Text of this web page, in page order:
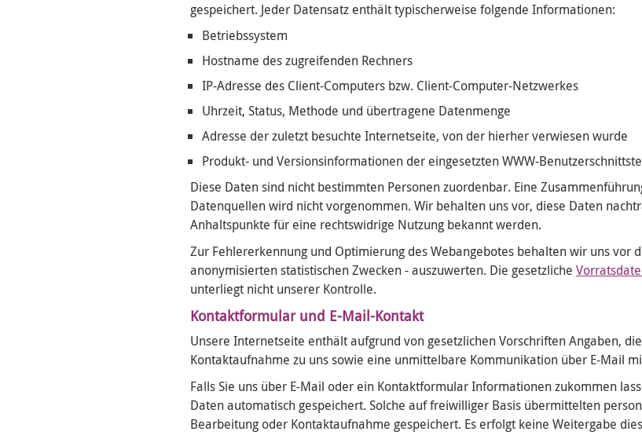
gespeichert. Jeder Datensatz enthält typischerweise folgende Informationen:
Betriebssystem
Hostname des zugreifenden Rechners
IP-Adresse des Client-Computers bzw. Client-Computer-Netzwerkes
Uhrzeit, Status, Methode und übertragene Datenmenge
Adresse der zuletzt besuchte Internetseite, von der hierher verwiesen wurde
Produkt- und Versionsinformationen der eingesetzten WWW-
Diese Daten sind nicht bestimmten Personen zuordenbar. Eine
Datenquellen wird nicht vorgenommen. Wir behalten uns vor, diese Daten
Anhaltspunkte für eine rechtswidrige Nutzung bekannt werden.
Zur Fehlererkennung und Optimierung des Webangebotes behalten wir uns vor
anonymisierten statistischen Zwecken - auszuwerten. Die gesetzliche
unterliegt nicht unserer Kontrolle.
Kontaktformular und E-Mail-Kontakt
Unsere Internetseite enthält aufgrund von gesetzlichen Vorschriften Angaben,
Kontaktaufnahme zu uns sowie eine unmittelbare Kommunikation über E-Mail
Falls Sie uns über E-Mail oder ein Kontaktformular Informationen zukommen
Daten automatisch gespeichert. Solche auf freiwilliger Basis übermittelten
Bearbeitung oder Kontaktaufnahme gespeichert. Es erfolgt keine Weitergabe